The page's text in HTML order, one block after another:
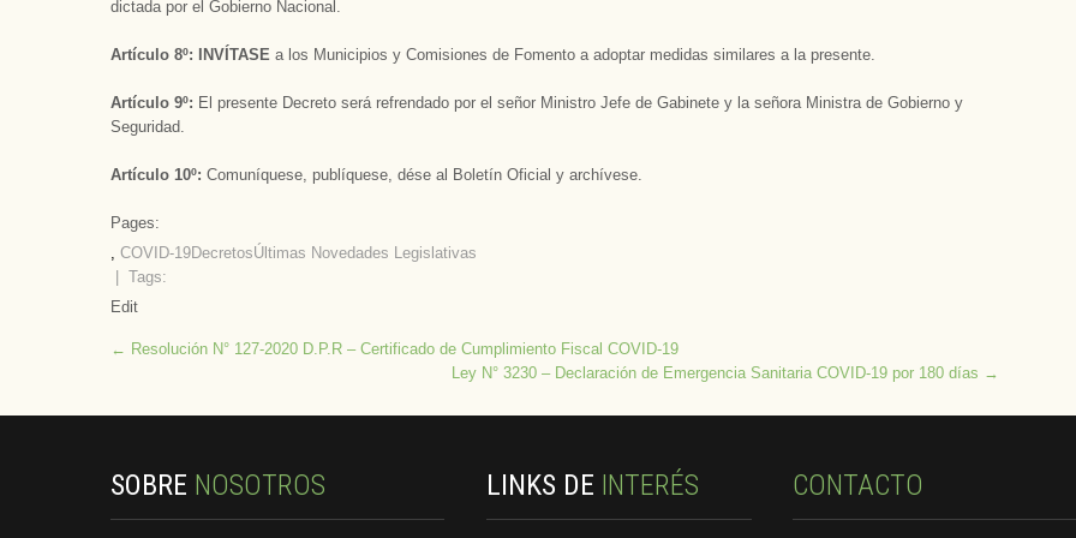
dictada por el Gobierno Nacional.
Artículo 8º: INVÍTASE a los Municipios y Comisiones de Fomento a adoptar medidas similares a la presente.
Artículo 9º: El presente Decreto será refrendado por el señor Ministro Jefe de Gabinete y la señora Ministra de Gobierno y
Seguridad.
Artículo 10º: Comuníquese, publíquese, dése al Boletín Oficial y archívese.
Pages:
, COVID-19DecretosÚltimas Novedades Legislativas
| Tags:
Edit
Post
← Resolución N° 127-2020 D.P.R – Certificado de Cumplimiento Fiscal COVID-19
Ley N° 3230 – Declaración de Emergencia Sanitaria COVID-19 por 180 días →
SOBRE NOSOTROS LINKS DE INTERÉS CONTACTO